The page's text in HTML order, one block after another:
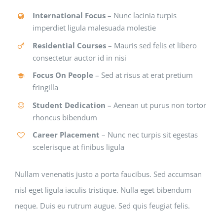
International Focus – Nunc lacinia turpis
imperdiet ligula malesuada molestie
Residential Courses – Mauris sed felis et libero
consectetur auctor id in nisi
Focus On People – Sed at risus at erat pretium
fringilla
Student Dedication – Aenean ut purus non tortor
rhoncus bibendum
Career Placement – Nunc nec turpis sit egestas
scelerisque at finibus ligula
Nullam venenatis justo a porta faucibus. Sed accumsan
nisl eget ligula iaculis tristique. Nulla eget bibendum
neque. Duis eu rutrum augue. Sed quis feugiat felis.